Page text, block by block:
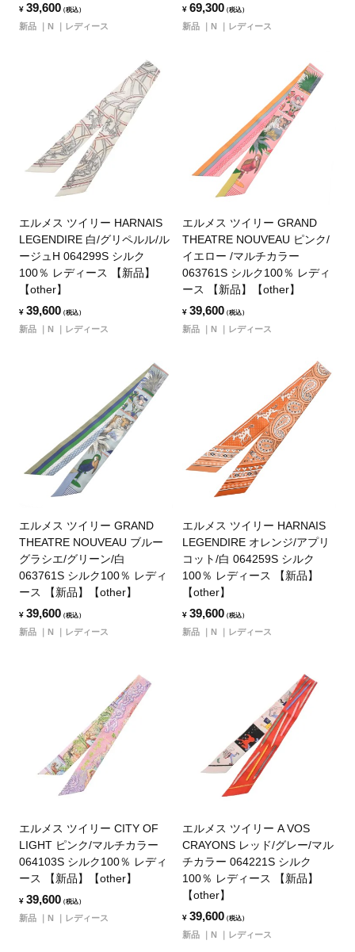
¥ 39,600（税込）
新品 N レディース
¥ 69,300（税込）
新品 N レディース
エルメス ツイリー HARNAIS
LEGENDIRE 白/グリペルル/ル
ージュH 064299S シルク
100％ レディース 【新品】
【other】
¥ 39,600（税込）
新品 N レディース
エルメス ツイリー GRAND
THEATRE NOUVEAU ピンク/
イエロー /マルチカラー
063761S シルク100％ レディ
ース 【新品】【other】
¥ 39,600（税込）
新品 N レディース
エルメス ツイリー GRAND
THEATRE NOUVEAU ブルー
グラシエ/グリーン/白
063761S シルク100％ レディ
ース 【新品】【other】
¥ 39,600（税込）
新品 N レディース
エルメス ツイリー HARNAIS
LEGENDIRE オレンジ/アプリ
コット/白 064259S シルク
100％ レディース 【新品】
【other】
¥ 39,600（税込）
新品 N レディース
エルメス ツイリー CITY OF
LIGHT ピンク/マルチカラー
064103S シルク100％ レディ
ース 【新品】【other】
¥ 39,600（税込）
新品 N レディース
エルメス ツイリー A VOS
CRAYONS レッド/グレー/マル
チカラー 064221S シルク
100％ レディース 【新品】
【other】
¥ 39,600（税込）
新品 N レディース